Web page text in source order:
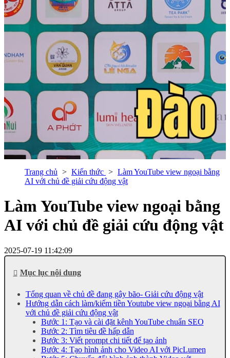
Trang chủ Kiến thức
Làm YouTube view ngoại bằng
AI với chủ đề giải cứu động vật
Làm YouTube view ngoại bằng
AI với chủ đề giải cứu động vật
2025-07-19 11:42:09
Mục lục nội dung
Tổng quan về chủ đề đang gây bão- Giải cứu động vật
Hướng dẫn cách làm/kiếm tiền Youtube view ngoại bằng AI
với chủ đề giải cứu động vật
Bước 1: Tạo và cài đặt kênh YouTube chuẩn SEO
Bước 2: Tìm tiêu đề hấp dẫn
Bước 3: Viết prompt chi tiết để tạo ảnh
Bước 4: Tạo hình ảnh cho Video AI với PicLumen